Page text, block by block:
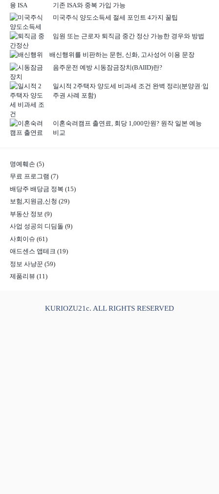
기존 ISA와 중복 가입 가능
미국주식 양도소득세 절세 포인트 4가지 꿀팁
임원 또는 근로자 퇴직금 중간 정산 가능한 경우와 방법
배신행위를 비판하는 문헌, 신화, 고사성어 이용 문장
음주운전 예방 시동잠금장치(BAIID)란?
일시적 2주택자 양도세 비과세 조건 완벽 정리(분양권·입
주권 사례 포함)
이혼숙려캠프 출연료, 회당 1,000만원? 원작 일본 예능
비교
명예훼손 (5)
무료 프로그램 (7)
배당주 배당금 정복 (15)
보험,지원금,신청 (29)
부동산 정보 (9)
사업 성공의 디딤돌 (9)
사회이슈 (61)
애드센스 앱테크 (19)
정보 사냥꾼 (59)
제품리뷰 (11)
KURIOZU21c. ALL RIGHTS RESERVED